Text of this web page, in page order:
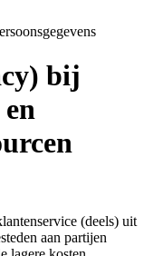
bij
(deels) uit
aan partijen